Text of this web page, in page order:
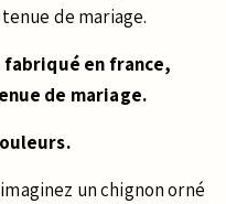
de mariage.
en france,
de mariage.
un chignon orné